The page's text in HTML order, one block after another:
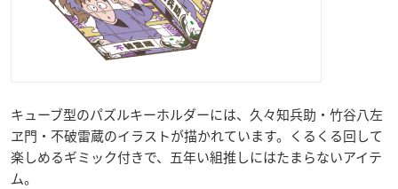
キューブ型のパズルキーホルダーには、久々知兵助・竹谷八左
ヱ門・不破雷蔵のイラストが描かれています。くるくる回して
楽しめるギミック付きで、五年い組推しにはたまらないアイテ
ム。